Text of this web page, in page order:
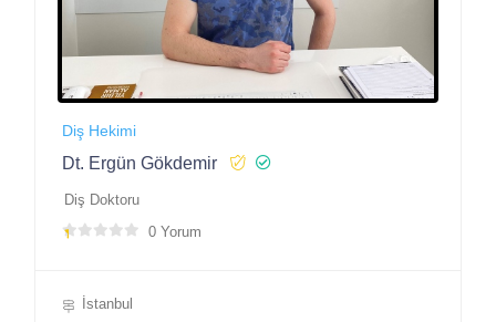
Diş Hekimi
Dt. Ergün Gökdemir
Diş Doktoru
0 Yorum
İstanbul